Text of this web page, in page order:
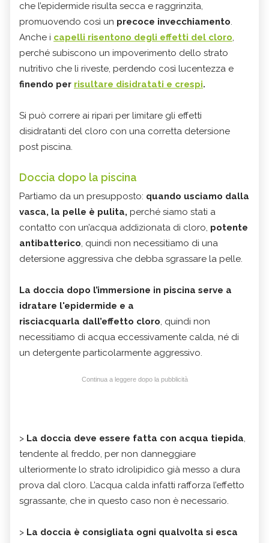
che l’epidermide risulta secca e raggrinzita,
promuovendo così un precoce invecchiamento.
Anche i capelli risentono degli effetti del cloro,
perché subiscono un impoverimento dello strato
nutritivo che li riveste, perdendo così lucentezza e
finendo per risultare disidratati e crespi.
Si può correre ai ripari per limitare gli effetti
disidratanti del cloro con una corretta detersione
post piscina.
Doccia dopo la piscina
Partiamo da un presupposto: quando usciamo dalla
vasca, la pelle è pulita, perché siamo stati a
contatto con un’acqua addizionata di cloro, potente
antibatterico, quindi non necessitiamo di una
detersione aggressiva che debba sgrassare la pelle.
La doccia dopo l’immersione in piscina serve a
idratare l'epidermide e a
risciacquarla dall’effetto cloro, quindi non
necessitiamo di acqua eccessivamente calda, né di
un detergente particolarmente aggressivo.
Continua a leggere dopo la pubblicità
> La doccia deve essere fatta con acqua tiepida,
tendente al freddo, per non danneggiare
ulteriormente lo strato idrolipidico già messo a dura
prova dal cloro. L’acqua calda infatti rafforza l’effetto
sgrassante, che in questo caso non è necessario.
> La doccia è consigliata ogni qualvolta si esca